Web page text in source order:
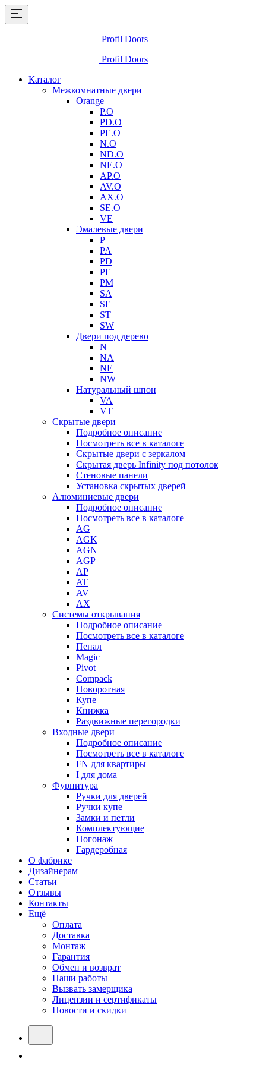
Profil Doors
Profil Doors
Каталог
Межкомнатные двери
Orange
P.O
PD.O
PE.O
N.O
ND.O
NE.O
AP.O
AV.O
AX.O
SE.O
VE
Эмалевые двери
P
PA
PD
PE
PM
SA
SE
ST
SW
Двери под дерево
N
NA
NE
NW
Натуральный шпон
VA
VT
Скрытые двери
Подробное описание
Посмотреть все в каталоге
Скрытые двери с зеркалом
Скрытая дверь Infinity под потолок
Стеновые панели
Установка скрытых дверей
Алюминиевые двери
Подробное описание
Посмотреть все в каталоге
AG
AGK
AGN
AGP
AP
AT
AV
AX
Системы открывания
Подробное описание
Посмотреть все в каталоге
Пенал
Magic
Pivot
Compack
Поворотная
Купе
Книжка
Раздвижные перегородки
Входные двери
Подробное описание
Посмотреть все в каталоге
FN для квартиры
I для дома
Фурнитура
Ручки для дверей
Ручки купе
Замки и петли
Комплектующие
Погонаж
Гардеробная
О фабрике
Дизайнерам
Статьи
Отзывы
Контакты
Ещё
Оплата
Доставка
Монтаж
Гарантия
Обмен и возврат
Наши работы
Вызвать замерщика
Лицензии и сертификаты
Новости и скидки